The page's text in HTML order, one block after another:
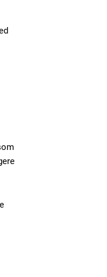
full access
ac
tortor